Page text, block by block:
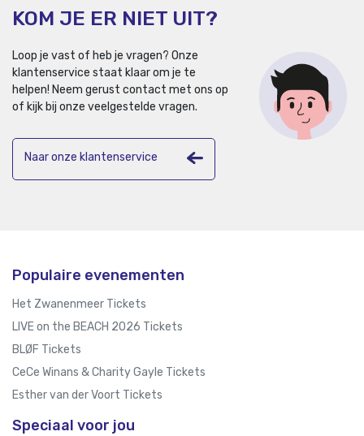
KOM JE ER NIET UIT?
Loop je vast of heb je vragen? Onze
klantenservice staat klaar om je te
helpen! Neem gerust contact met ons op
of kijk bij onze veelgestelde vragen.
Naar onze klantenservice
Populaire evenementen
Het Zwanenmeer Tickets
LIVE on the BEACH 2026 Tickets
BLØF Tickets
CeCe Winans & Charity Gayle Tickets
Esther van der Voort Tickets
Speciaal voor jou